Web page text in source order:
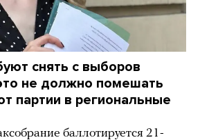
снять с выборов
не должно помешать
партии в региональные
баллотируется 21-